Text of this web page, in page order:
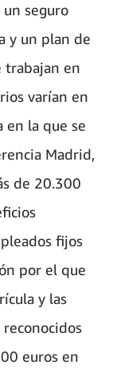
seguro
y un plan de
trabajan en
varían en
en la que se
Madrid,
de 20.300
fijos
por el que
y las
reconocidos
euros en